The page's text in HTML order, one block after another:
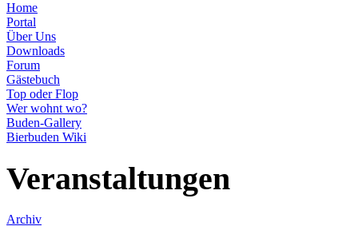
Home
Portal
Über Uns
Downloads
Forum
Gästebuch
Top oder Flop
Wer wohnt wo?
Buden-Gallery
Bierbuden Wiki
Veranstaltungen
Archiv